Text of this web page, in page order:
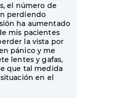
el número de
perdiendo
ha aumentado
mis pacientes
la vista por
pánico y me
lentes y gafas,
que tal medida
en el